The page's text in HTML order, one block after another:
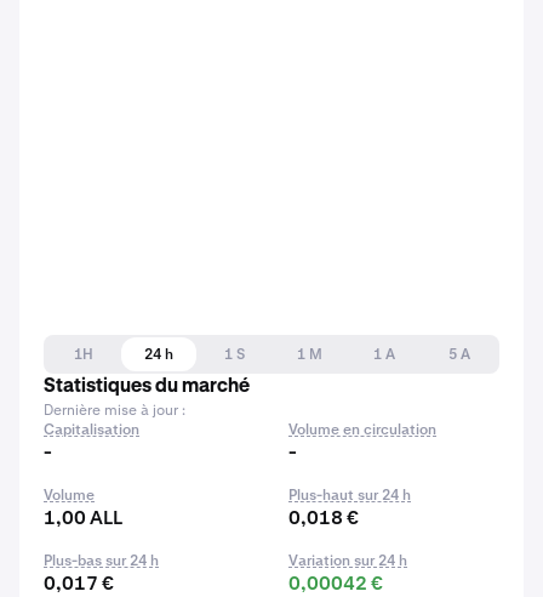
1H 24 h 1 S 1 M 1 A
5 A
Statistiques du marché
Dernière mise à jour :
Capitalisation
-
Volume en circulation
-
Volume
1,00 ALL
Plus-haut sur 24 h
0,018 €
Plus-bas sur 24 h
0,017 €
Variation sur 24 h
0,00042 €